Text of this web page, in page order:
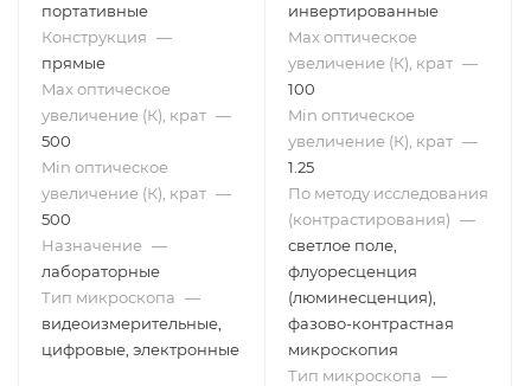
портативные
Конструкция —
прямые
Max оптическое
увеличение (К), крат —
500
Min оптическое
увеличение (К), крат —
500
Назначение —
лабораторные
Тип микроскопа —
видеоизмерительные,
цифровые, электронные
инвертированные
Max оптическое
увеличение (К), крат —
100
Min оптическое
увеличение (К), крат —
1.25
По методу исследования
(контрастирования) —
светлое поле,
флуоресценция
(люминесценция),
фазово-контрастная
микроскопия
Тип микроскопа —